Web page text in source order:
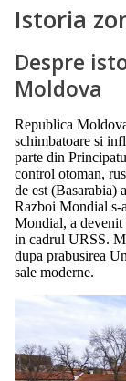
Istoria
Despre
Moldova
Republica
schimbatoare si
parte din
control otoman,
de est (Basarabia)
Razboi Mondial s-
Mondial, a devenit
in cadrul URSS.
dupa prabusirea
sale moderne.